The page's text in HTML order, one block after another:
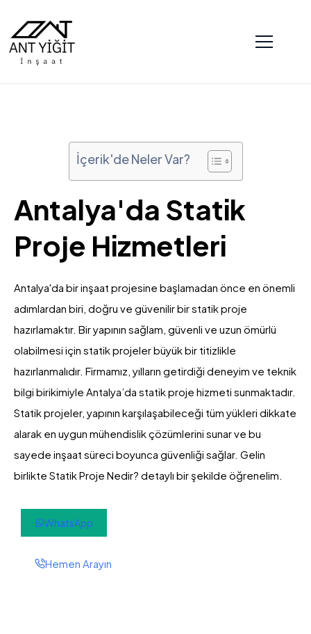
İçerik'de Neler Var?
Antalya'da Statik
Proje Hizmetleri
Antalya'da bir inşaat projesine başlamadan önce en önemli
adımlardan biri, doğru ve güvenilir bir statik proje
hazırlamaktır. Bir yapının sağlam, güvenli ve uzun ömürlü
olabilmesi için statik projeler büyük bir titizlikle
hazırlanmalıdır. Firmamız, yılların getirdiği deneyim ve teknik
bilgi birikimiyle Antalya’da statik proje hizmeti sunmaktadır.
Statik projeler, yapının karşılaşabileceği tüm yükleri dikkate
alarak en uygun mühendislik çözümlerini sunar ve bu
sayede inşaat süreci boyunca güvenliği sağlar. Gelin
birlikte Statik Proje Nedir? detaylı bir şekilde öğrenelim.
WhatsApp
Hemen Arayın